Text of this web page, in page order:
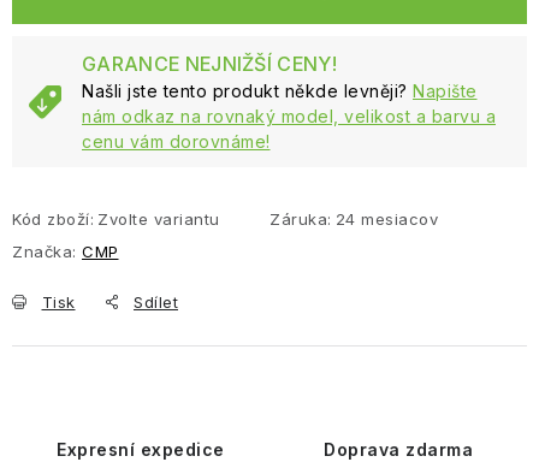
GARANCE NEJNIŽŠÍ CENY!
Našli jste tento produkt někde levněji? Napište
nám odkaz na rovnaký model, velikost a barvu a
cenu vám dorovnáme!
Kód zboží: Zvolte variantu Záruka: 24 mesiacov
Značka: CMP
Tisk Sdílet
Expresní expedice Doprava zdarma